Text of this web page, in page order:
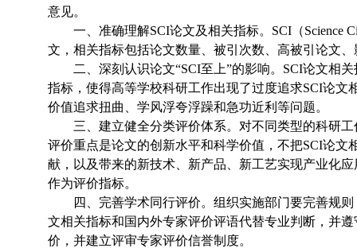
意见。
一、准确理解SCI论文及相关指标。SCI（Science
文，相关指标包括论文数量、被引次数、高被引论文
二、深刻认识论文“SCI至上”的影响。SCI论文相关
指标，使得高等学校科研工作出现了过度追求SCI论
价值追求扭曲、学风浮夸浮躁和急功近利等问题。
三、建立健全分类评价体系。对不同类型的科研工
评价重点是论文的创新水平和科学价值，不把SCI论
献，以及带来的新技术、新产品、新工艺实现产业化
作为评价指标。
四、完善学术同行评价。组织实施部门要完善规则
文相关指标和国内外专家评价评语代替专业判断，并
价，并建立评审专家评价信誉制度。